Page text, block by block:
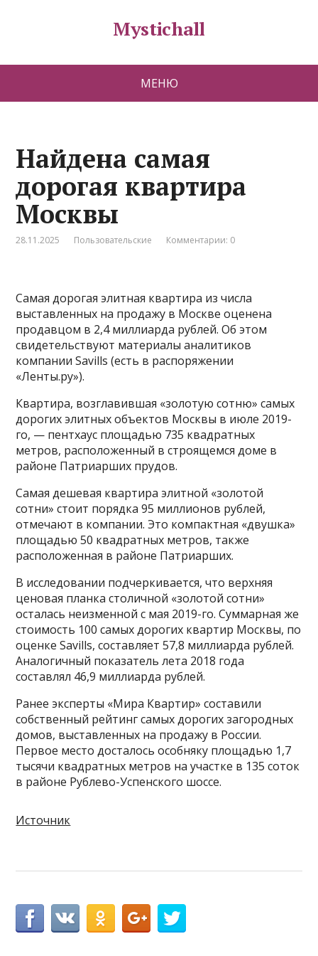
Mystichall
МЕНЮ
Найдена самая
дорогая квартира
Москвы
28.11.2025 Пользовательские Комментарии: 0
Самая дорогая элитная квартира из числа
выставленных на продажу в Москве оценена
продавцом в 2,4 миллиарда рублей. Об этом
свидетельствуют материалы аналитиков
компании Savills (есть в распоряжении
«Ленты.ру»).
Квартира, возглавившая «золотую сотню» самых
дорогих элитных объектов Москвы в июле 2019-
го, — пентхаус площадью 735 квадратных
метров, расположенный в строящемся доме в
районе Патриарших прудов.
Самая дешевая квартира элитной «золотой
сотни» стоит порядка 95 миллионов рублей,
отмечают в компании. Это компактная «двушка»
площадью 50 квадратных метров, также
расположенная в районе Патриарших.
В исследовании подчеркивается, что верхняя
ценовая планка столичной «золотой сотни»
осталась неизменной с мая 2019-го. Суммарная же
стоимость 100 самых дорогих квартир Москвы, по
оценке Savills, составляет 57,8 миллиарда рублей.
Аналогичный показатель лета 2018 года
составлял 46,9 миллиарда рублей.
Ранее эксперты «Мира Квартир» составили
собственный рейтинг самых дорогих загородных
домов, выставленных на продажу в России.
Первое место досталось особняку площадью 1,7
тысячи квадратных метров на участке в 135 соток
в районе Рублево-Успенского шоссе.
Источник